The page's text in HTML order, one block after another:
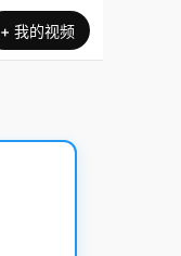
+ 我的视频